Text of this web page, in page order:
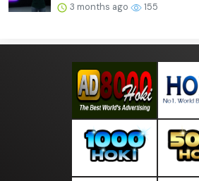
3 months ago 155